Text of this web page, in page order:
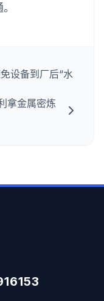
设备到厂后“水
拿金属密炼